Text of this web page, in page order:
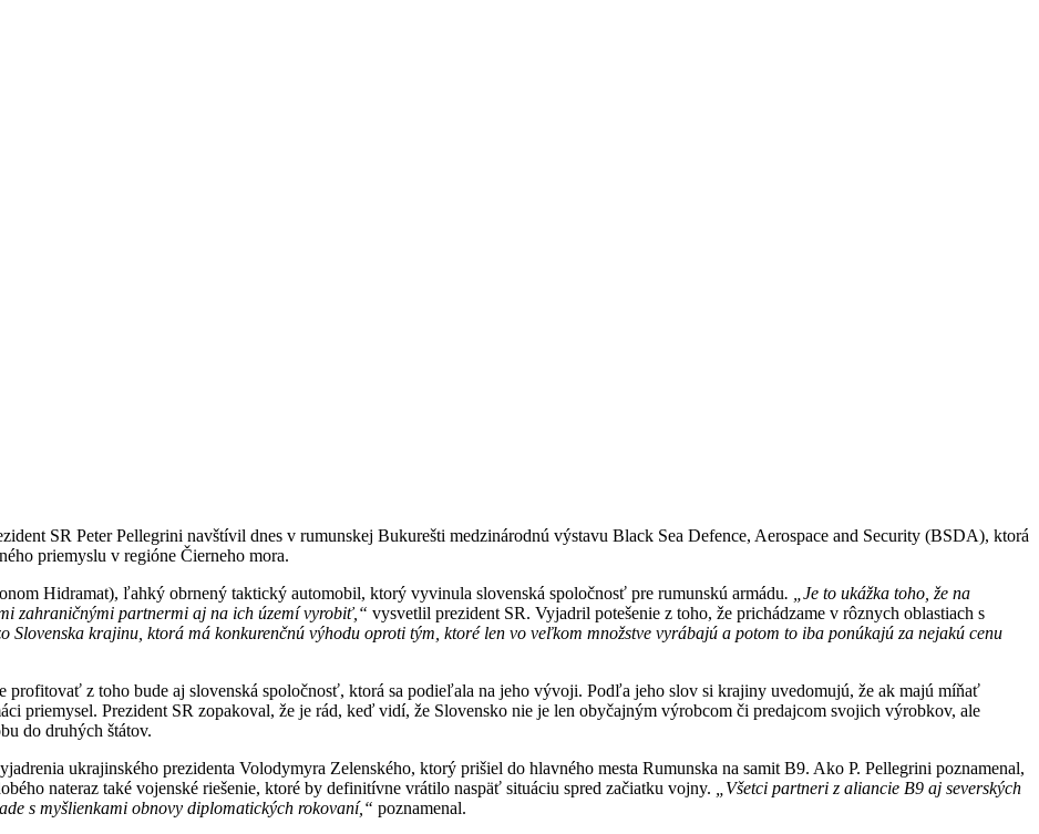
SR Peter Pellegrini navštívil dnes v rumunskej Bukurešti medzinárodnú výstavu Black Sea Defence, Aerospace and Security (BSDA), ktorá
priemyslu v regióne Čierneho mora.
Hidramat), ľahký obrnený taktický automobil, ktorý vyvinula slovenská spoločnosť pre rumunskú armádu. „Je to ukážka toho, že na
zahraničnými partnermi aj na ich území vyrobiť,“ vysvetlil prezident SR. Vyjadril potešenie z toho, že prichádzame v rôznych oblastiach s
Slovenska krajinu, ktorá má konkurenčnú výhodu oproti tým, ktoré len vo veľkom množstve vyrábajú a potom to iba ponúkajú za nejakú cenu
z toho bude aj slovenská spoločnosť, ktorá sa podieľala na jeho vývoji. Podľa jeho slov si krajiny uvedomujú, že ak majú míňať
priemysel. Prezident SR zopakoval, že je rád, keď vidí, že Slovensko nie je len obyčajným výrobcom či predajcom svojich výrobkov, ale
do druhých štátov.
ukrajinského prezidenta Volodymyra Zelenského, ktorý prišiel do hlavného mesta Rumunska na samit B9. Ako P. Pellegrini poznamenal,
nateraz také vojenské riešenie, ktoré by definitívne vrátilo naspäť situáciu spred začiatku vojny.
„Všetci partneri z aliancie B9 aj severských
s myšlienkami obnovy diplomatických rokovaní,“ poznamenal.